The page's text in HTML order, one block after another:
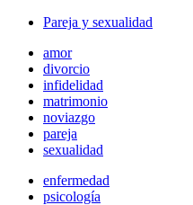
Pareja y sexualidad
amor
divorcio
infidelidad
matrimonio
noviazgo
pareja
sexualidad
enfermedad
psicología